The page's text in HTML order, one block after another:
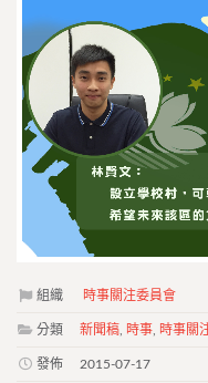
組織 時事關注委員會
分類 新聞稿 時事 時事關
發佈 2015-07-17